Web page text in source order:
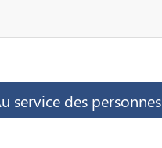
service des personnes